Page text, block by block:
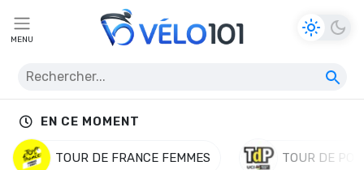
MENU
EN CE MOMENT
TOUR DE FRANCE FEMMES TOUR DE